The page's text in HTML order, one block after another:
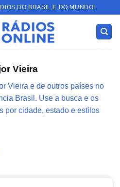
DO BRASIL E DO MUNDO!
Vieira
Vieira e de outros países no
Brasil. Use a busca e os
por cidade, estado e estilos